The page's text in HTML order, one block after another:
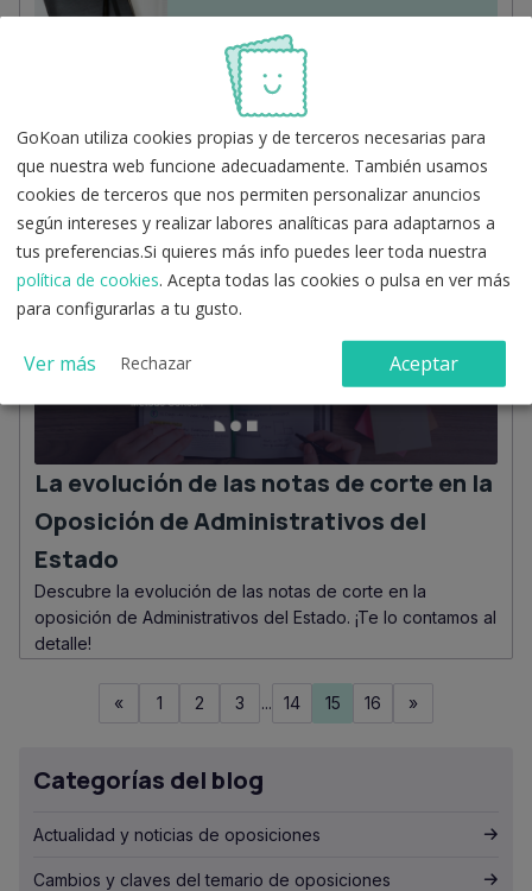
¿Cómo puedo trabajar en Correos?
Claves para conseguirlo
¿Quieres entrar a trabajar en correos? Consulta la
información que necesitas para acceder al puesto ¡Logra
tu objetivo! Trabaja en Correos.
La evolución de las notas de corte en la
Oposición de Administrativos del
Estado
Descubre la evolución de las notas de corte en la
oposición de Administrativos del Estado. ¡Te lo contamos al
detalle!
« 1 2 3 ... 14 15 16 »
Categorías del blog
Actualidad y noticias de oposiciones
Cambios y claves del temario de oposiciones
GoKoan utiliza cookies propias y de terceros necesarias para
que nuestra web funcione adecuadamente. También usamos
cookies de terceros que nos permiten personalizar anuncios
según intereses y realizar labores analíticas para adaptarnos a
tus preferencias.Si quieres más info puedes leer toda nuestra
política de cookies. Acepta todas las cookies o pulsa en ver más
para configurarlas a tu gusto.
Ver más Rechazar Aceptar